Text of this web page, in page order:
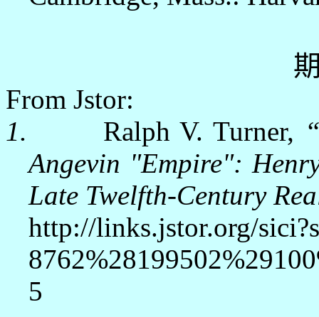
From Jstor:
1.
Ralph V. Turner,
Angevin "Empire":
Late Twelfth-Century
http://links.jstor.org/
5